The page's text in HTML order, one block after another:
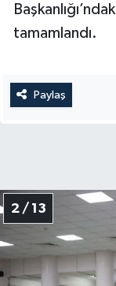
tamamlandı.
Paylaş
2 / 13